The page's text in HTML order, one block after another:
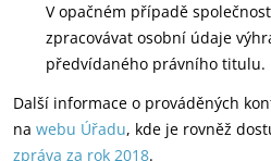
V opačném případě
zpracovávat osobní údaje
předvídaného právního titulu.
Další informace o prováděných
na webu Úřadu, kde je rovněž
zpráva za rok 2018.